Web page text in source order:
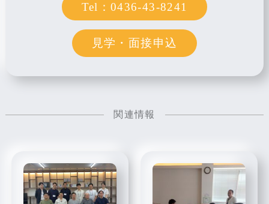
0436-43-8241
見学・面接申込
関連情報